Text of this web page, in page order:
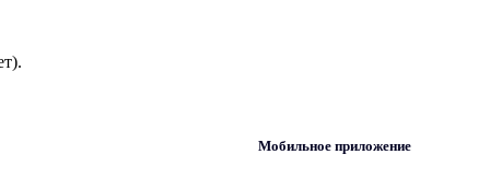
Мобильное приложение